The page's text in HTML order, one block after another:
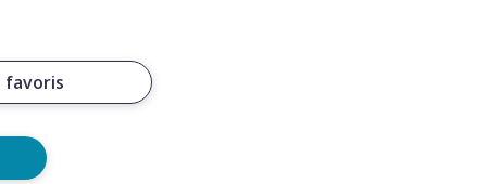
favoris